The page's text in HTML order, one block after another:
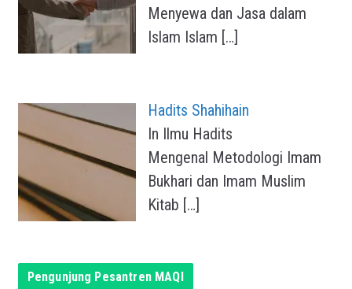
Menyewa dan Jasa dalam
Islam Islam […]
Hadits Shahihain
In Ilmu Hadits
Mengenal Metodologi Imam
Bukhari dan Imam Muslim
Kitab […]
Pengunjung Pesantren MAQI